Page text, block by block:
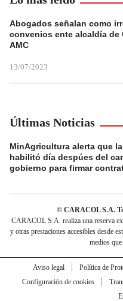
Abogados señalan como
convenios ente alcaldía de
AMC
13/07/2023
Últimas Noticias
MinAgricultura alerta que la
habilitó día despúes del
gobierno para firmar
© CARACOL S.A.
CARACOL S.A. realiza una reserva
y otras prestaciones accesibles desde
medios
Aviso legal Política de
Configuración de cookies